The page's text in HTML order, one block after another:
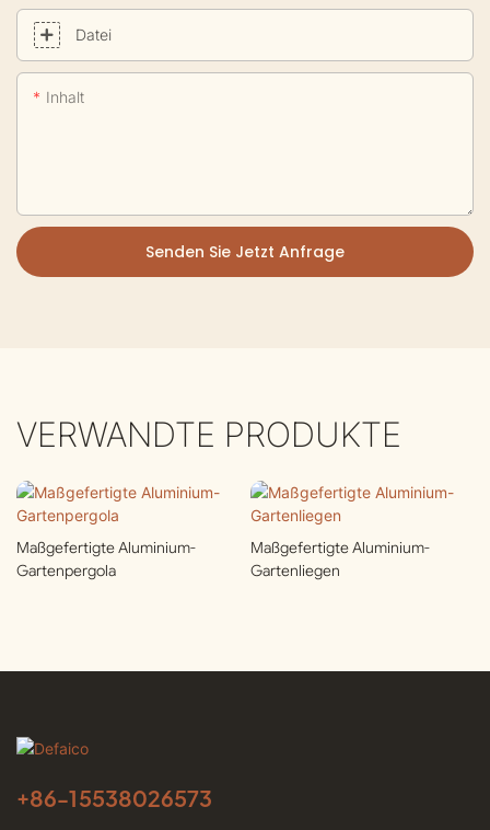
Datei
Inhalt
Senden Sie Jetzt Anfrage
VERWANDTE PRODUKTE
Maßgefertigte Aluminium-
Gartenpergola
Maßgefertigte Aluminium-
Gartenliegen
+86-15538026573